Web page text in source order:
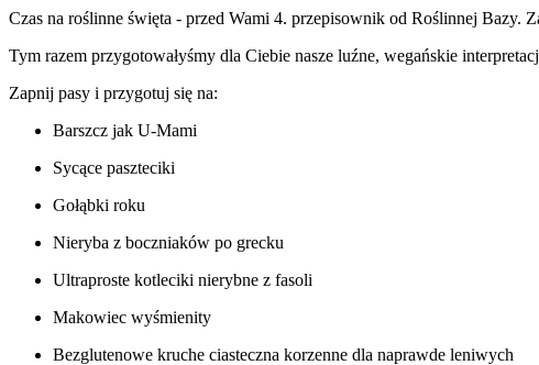
Czas na roślinne święta - przed Wami 4. przepisownik od Roślinnej Bazy.
Tym razem przygotowałyśmy dla Ciebie nasze luźne, wegańskie
Zapnij pasy i przygotuj się na:
Barszcz jak U-Mami
Sycące paszteciki
Gołąbki roku
Nieryba z boczniaków po grecku
Ultraproste kotleciki nierybne z fasoli
Makowiec wyśmienity
Bezglutenowe kruche ciasteczna korzenne dla naprawde leniwych